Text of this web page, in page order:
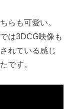
らも可愛い。
は3DCG映像も
れている感じ
です。